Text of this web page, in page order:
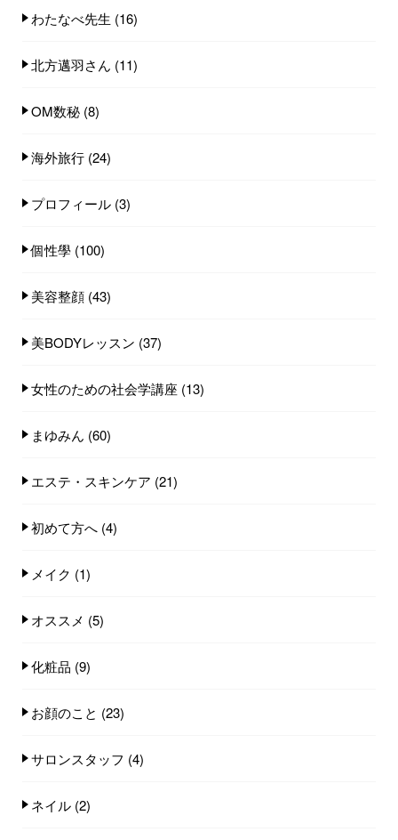
わたなべ先生 (16)
北方邁羽さん (11)
OM数秘 (8)
海外旅行 (24)
プロフィール (3)
個性學 (100)
美容整顔 (43)
美BODYレッスン (37)
女性のための社会学講座 (13)
まゆみん (60)
エステ・スキンケア (21)
初めて方へ (4)
メイク (1)
オススメ (5)
化粧品 (9)
お顔のこと (23)
サロンスタッフ (4)
ネイル (2)